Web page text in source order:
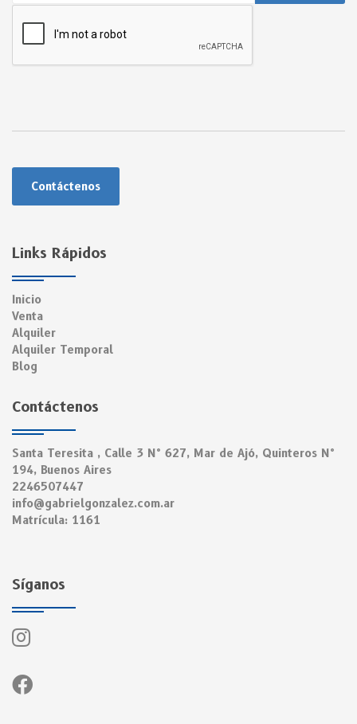
Contáctenos
Links Rápidos
Inicio
Venta
Alquiler
Alquiler Temporal
Blog
Contáctenos
Santa Teresita , Calle 3 N° 627, Mar de Ajó, Quinteros N°
194, Buenos Aires
2246507447
info@gabrielgonzalez.com.ar
Matrícula: 1161
Síganos